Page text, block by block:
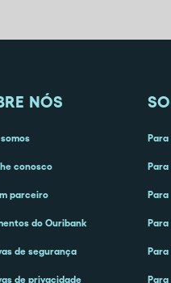
NÓS
conosco
parceiro
do Ouribank
de segurança
de privacidade
Para
Para
Para
Para
Para